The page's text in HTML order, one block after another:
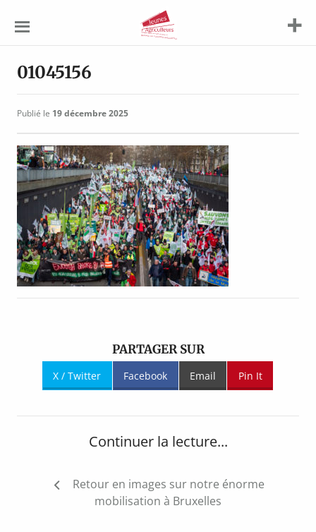
Agriculteurs
01045156
Publié le 19 décembre 2025
PARTAGER SUR
X / Twitter Facebook Email Pin It
Continuer la lecture...
NavigationRetour en images sur notre énorme
mobilisation à Bruxelles